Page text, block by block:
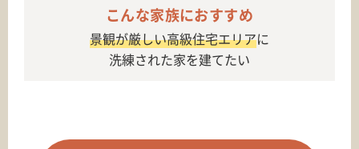
こんな家族におすすめ
景観が厳しい高級住宅エリアに
洗練された家を建てたい